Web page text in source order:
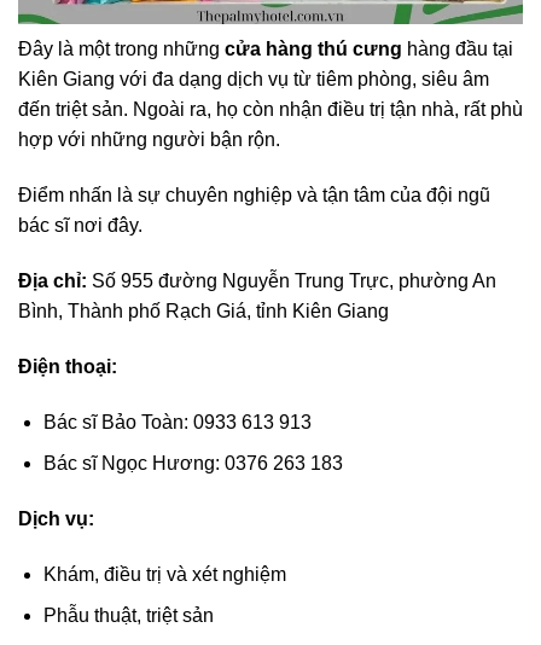
Đây là một trong những cửa hàng thú cưng hàng đầu tại
Kiên Giang với đa dạng dịch vụ từ tiêm phòng, siêu âm
đến triệt sản. Ngoài ra, họ còn nhận điều trị tận nhà, rất phù
hợp với những người bận rộn.
Điểm nhấn là sự chuyên nghiệp và tận tâm của đội ngũ
bác sĩ nơi đây.
Địa chỉ: Số 955 đường Nguyễn Trung Trực, phường An
Bình, Thành phố Rạch Giá, tỉnh Kiên Giang
Điện thoại:
Bác sĩ Bảo Toàn: 0933 613 913
Bác sĩ Ngọc Hương: 0376 263 183
Dịch vụ:
Khám, điều trị và xét nghiệm
Phẫu thuật, triệt sản